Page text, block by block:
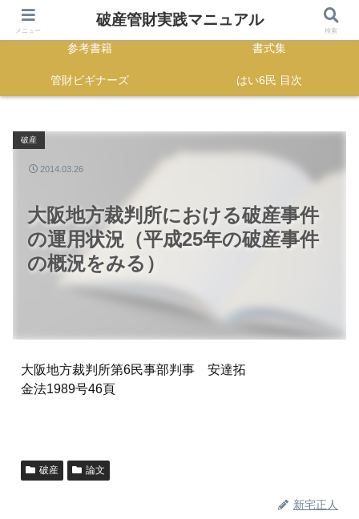
HOME 正誤表
参考書籍 書式集
管財ビギナーズ はい6民 目次
大阪地方裁判所における破産事件
の運用状況（平成25年の破産事件
の概況をみる）
破産
2014.03.26
大阪地方裁判所第6民事部判事 安達拓
金法1989号46頁
破産 論文
新宅正人
メニュー
破産管財実践マニュアル
検索